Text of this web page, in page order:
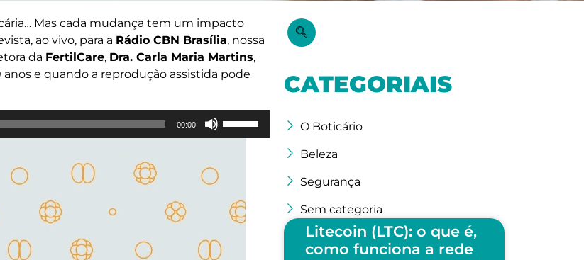
Mas cada mudança tem um impacto
ao vivo, para a Rádio CBN Brasília, nossa
da FertilCare, Dra. Carla Maria Martins,
e quando a reprodução assistida pode
00:00
ou
para
para
CATEGORIAIS
O Boticário
Beleza
Segurança
Sem categoria
Litecoin (LTC): o que é,
como funciona a rede